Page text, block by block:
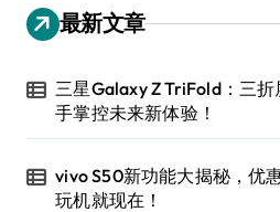
最新文章
三星Galaxy Z TriFold：三
手掌控未来新体验！
vivo S50新功能大揭秘，优
玩机就现在！